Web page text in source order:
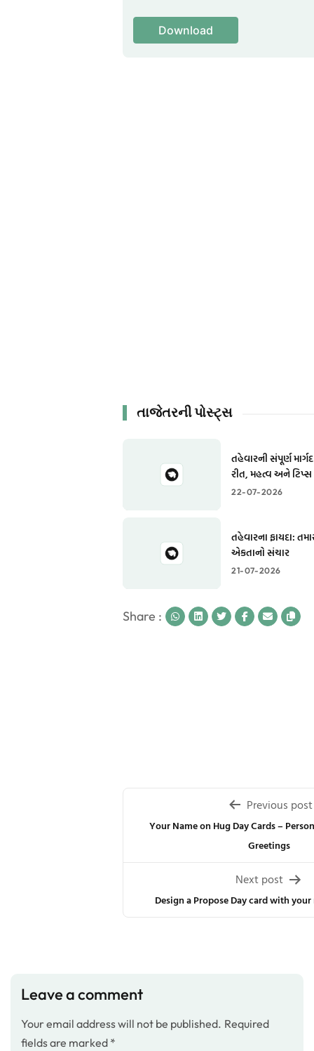
Download
તાજેતરની પોસ્ટ્સ
તહેવારની સંપૂર્ણ
રીત, મહત્વ અને ટિપ્સ
22-07-2026
તહેવારના ફાયદા:
એકતાનો સંચાર
21-07-2026
Share :
navigation
Previous post
Your Name on Hug Day Cards –
Greetings
Next post
Design a Propose Day card with
Leave a comment
Your email address will not be published. Required
fields are marked *